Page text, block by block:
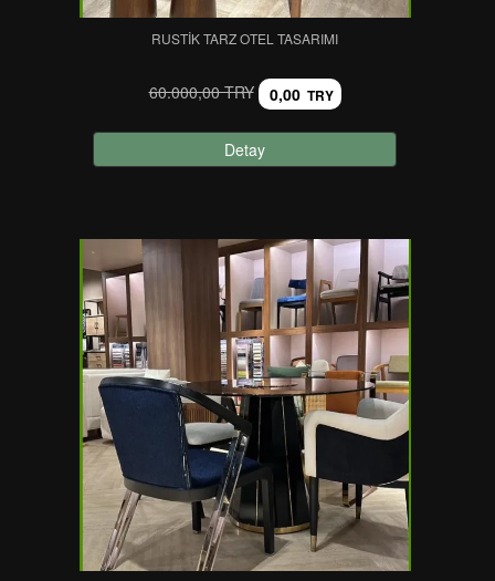
RUSTIK TARZ OTEL TASARIMI
60.000,00 TRY 0,00 TRY
Detay